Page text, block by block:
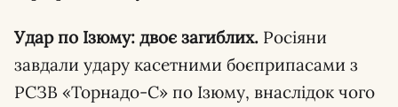
Удар по Ізюму: двоє загиблих. Росіяни
завдали удару касетними боєприпасами з
РСЗВ «Торнадо-С» по Ізюму, внаслідок чого